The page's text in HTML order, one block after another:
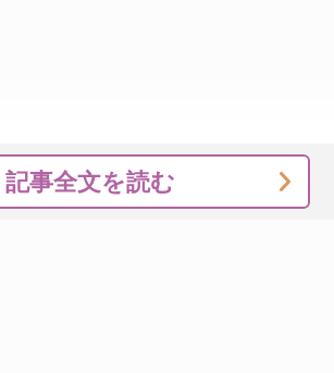
記事全文を読む